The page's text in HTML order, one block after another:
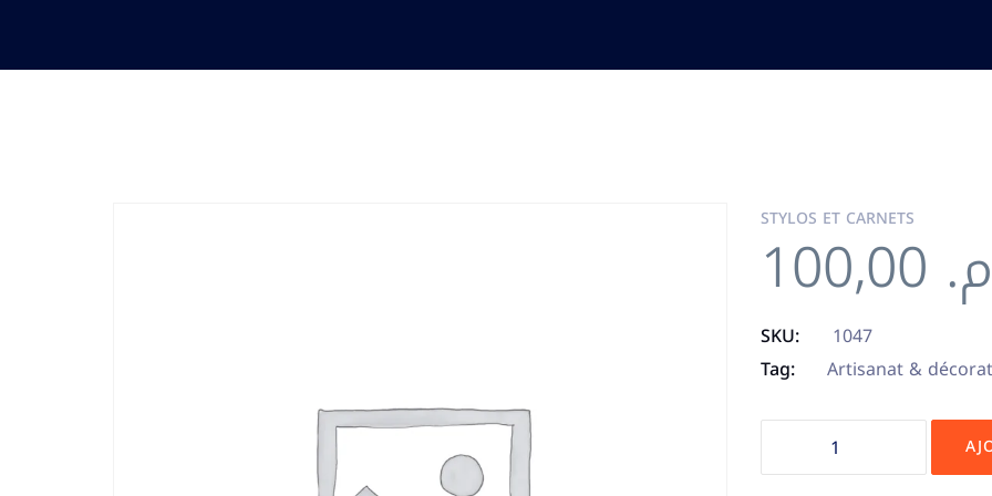
STYLOS ET CARNETS
SKU:
1047
Tag:
Artisanat &